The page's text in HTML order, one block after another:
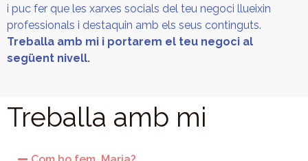
i puc fer que les xarxes socials del teu negoci llueixin
professionals i destaquin amb els seus continguts.
Treballa amb mi i portarem el teu negoci al
següent nivell.
Treballa amb mi